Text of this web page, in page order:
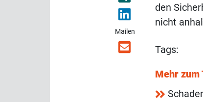
Mailen
den
nicht
Tags:
Mehr zum